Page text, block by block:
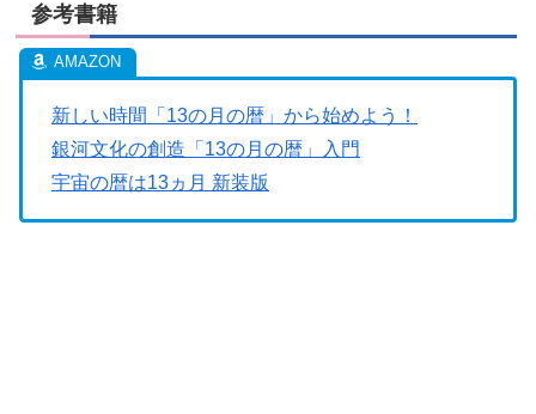
参考書籍
新しい時間「13の月の暦」から始めよう！
銀河文化の創造「13の月の暦」入門
宇宙の暦は13ヵ月 新装版